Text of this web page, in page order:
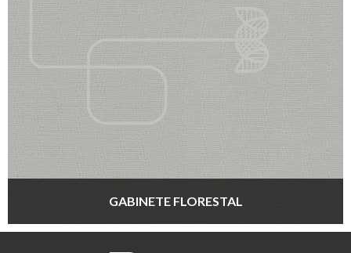
GABINETE FLORESTAL